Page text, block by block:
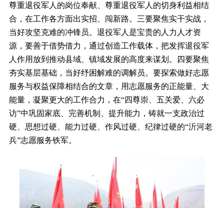
尊重退役军人的岗位奉献、尊重退役军人的切身利益相结
合，在工作各方面出实招、闯新路。三要聚焦实干实战，
当好攻坚克难的冲锋员。退役军人是宝贵的人力人才资
源，要善于借势借力，通过创造工作载体，把发挥退役军
人作用放到推动县域、镇域发展的高度来谋划。四要聚焦
夯实基层基础，当好纾困解难的调解员。要探索做好志愿
服务与权益保障相结合的文章，用志愿服务的正能量、大
能量，凝聚更大的工作合力，在“四尊崇、五关爱、六必
访”中巩固家底、完善机制、提升能力，铸就一支政治过
硬、思想过硬、能力过硬、作风过硬、纪律过硬的“沂河老
兵”志愿服务铁军。